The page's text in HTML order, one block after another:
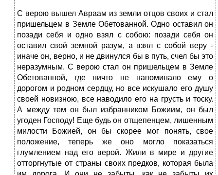
С верою вышел Авраам из земли отцов своих и стал
пришельцем в Земле Обетованной. Одно оставил он
позади себя и одно взял с собою: позади себя он
оставил свой земной разум, а взял с собой веру -
иначе он, верно, и не двинулся бы в путь, счел бы это
неразумным. С верою стал он пришельцем в Земле
Обетованной, где ничто не напоминало ему о
дорогом и родном сердцу, но все искушало его душу
своей новизною, все наводило его на грусть и тоску.
А между тем он был избранником Божиим, он был
угоден Господу! Еще будь он отщепенцем, лишенным
милости Божией, он бы скорее мог понять, свое
положение, теперь же оно могло показаться
глумлением над его верой. Жили в мире и другие
отторгнутые от страны своих предков, которая была